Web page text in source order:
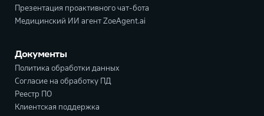
Презентация проактивного чат-бота
Медицинский ИИ агент ZoeAgent.ai
Документы
Политика обработки данных
Согласие на обработку ПД
Реестр ПО
Клиентская поддержка